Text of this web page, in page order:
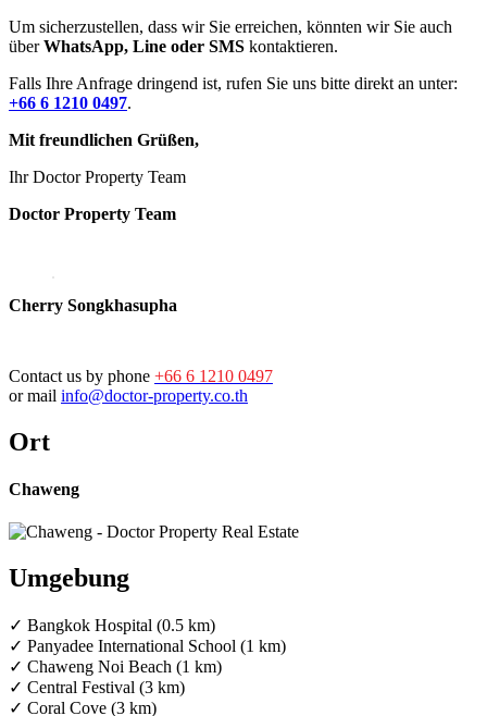
Um sicherzustellen, dass wir Sie erreichen, könnten wir Sie auch
überWhatsApp, Line oder SMS kontaktieren.
Falls Ihre Anfrage dringend ist, rufen Sie uns bitte direkt an unter:
+66 6 1210 0497.
Mit freundlichen Grüßen,
Ihr Doctor Property Team
Doctor Property Team
Cherry Songkhasupha
Contact us by phone +66 6 1210 0497
or mail info@doctor-property.co.th
Ort
Chaweng
Umgebung
✓ Bangkok Hospital (0.5 km)
✓ Panyadee International School (1 km)
✓ Chaweng Noi Beach (1 km)
✓ Central Festival (3 km)
✓ Coral Cove (3 km)